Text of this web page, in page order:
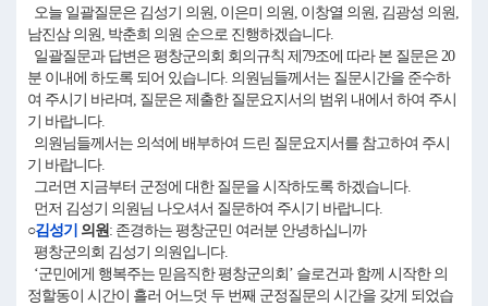
오늘 일괄질문은 김성기 의원, 이은미 의원, 이창열 의원, 김광성 의원,
남진삼 의원, 박춘희 의원 순으로 진행하겠습니다.
일괄질문과 답변은 평창군의회 회의규칙 제79조에 따라 본 질문은 20
분 이내에 하도록 되어 있습니다. 의원님들께서는 질문시간을 준수하
여 주시기 바라며, 질문은 제출한 질문요지서의 범위 내에서 하여 주시
기 바랍니다.
의원님들께서는 의석에 배부하여 드린 질문요지서를 참고하여 주시
기 바랍니다.
그러면 지금부터 군정에 대한 질문을 시작하도록 하겠습니다.
먼저 김성기 의원님 나오셔서 질문하여 주시기 바랍니다.
○김성기 의원: 존경하는 평창군민 여러분 안녕하십니까
평창군의회 김성기 의원입니다.
‘군민에게 행복주는 믿음직한 평창군의회’ 슬로건과 함께 시작한 의
정할동이 시간이 흘러 어느덧 두 번째 군정질문의 시간을 갖게 되었습